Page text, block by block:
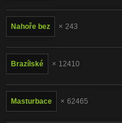
Nahoře bez 243
Brazílské 12410
Masturbace 62465